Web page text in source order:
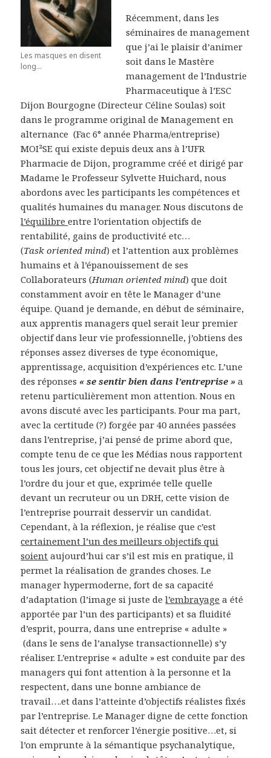
Les masques en disent
long...
Récemment, dans les
séminaires de management
que j’ai le plaisir d’animer
soit dans le Mastère
management de l’Industrie
Pharmaceutique à l’ESC
Dijon Bourgogne (Directeur Céline Soulas) soit
dans le programme original de Management en
alternance (Fac 6° année Pharma/entreprise)
MOI²SE qui existe depuis deux ans à l’UFR
Pharmacie de Dijon, programme créé et dirigé par
Madame le Professeur Sylvette Huichard, nous
abordons avec les participants les compétences et
qualités humaines du manager. Nous discutons de
l’équilibreentre l’orientation objectifs de
rentabilité, gains de productivité etc…
(Task oriented mind) et l’attention aux problèmes
humains et à l’épanouissement de ses
Collaborateurs (Human oriented mind) que doit
constamment avoir en tête le Manager d’une
équipe. Quand je demande, en début de séminaire,
aux apprentis managers quel serait leur premier
objectif dans leur vie professionnelle, j’obtiens des
réponses assez diverses de type économique,
apprentissage, acquisition d’expériences etc. L’une
des réponses « se sentir bien dans l’entreprise » a
retenu particulièrement mon attention. Nous en
avons discuté avec les participants. Pour ma part,
avec la certitude (?) forgée par 40 années passées
dans l’entreprise, j’ai pensé de prime abord que,
compte tenu de ce que les Médias nous rapportent
tous les jours, cet objectif ne devait plus être à
l’ordre du jour et que, exprimée telle quelle
devant un recruteur ou un DRH, cette vision de
l’entreprise pourrait desservir un candidat.
Cependant, à la réflexion, je réalise que c’est
certainement l’un des meilleurs objectifs qui
soient aujourd’hui car s’il est mis en pratique, il
permet la réalisation de grandes choses. Le
manager hypermoderne, fort de sa capacité
d’adaptation (l’image si juste del’embrayage a été
apportée par l’un des participants) et sa fluidité
d’esprit, pourra, dans une entreprise « adulte »
(dans le sens de l’analyse transactionnelle) s’y
réaliser. L’entreprise « adulte » est conduite par des
managers qui font attention à la personne et la
respectent, dans une bonne ambiance de
travail….et dans l’atteinte d’objectifs réalistes fixés
par l’entreprise. Le Manager digne de cette fonction
sait détecter et renforcer l’énergie positive…et, si
l’on emprunte à la sémantique psychanalytique,